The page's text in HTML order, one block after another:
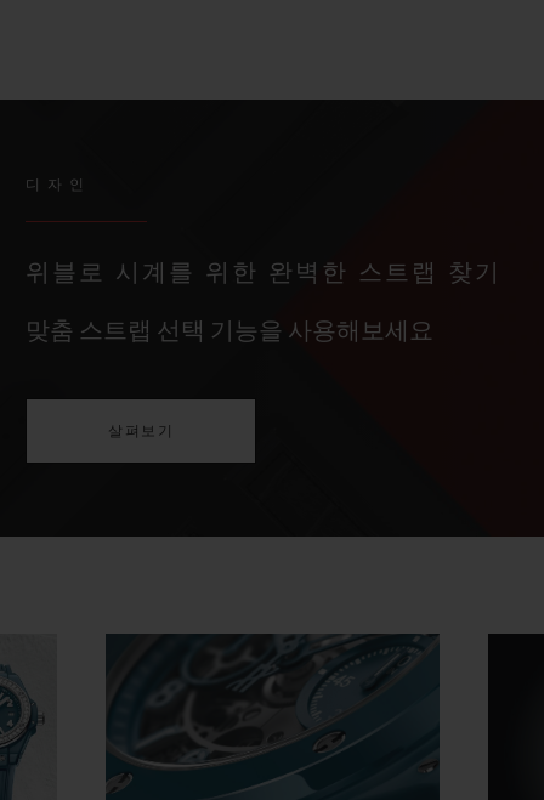
디자인
위블로 시계를 위한 완벽한 스트랩 찾기
맞춤 스트랩 선택 기능을 사용해보세요
살펴보기